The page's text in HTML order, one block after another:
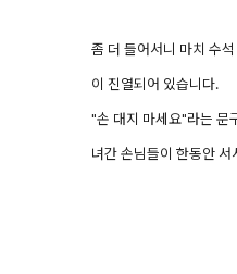
좀 더 들어서니 마치 수
이 진열되어 있습니다.
"손 대지 마세요"라는 문
녀간 손님들이 한동안